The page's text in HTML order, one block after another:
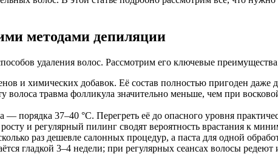
методами депиляции
удаления волос. Рассмотрим его ключевые
и химических добавок. Её состав полностью пригоден даже
волоса травма фолликула значительно меньше, чем при
— порядка 37–40 °C. Перегреть её до опасного уровня
и регулярный пилинг сводят вероятность врастания к
раз дешевле салонных процедур, а паста для одной
гладкой 3–4 недели; при регулярных сеансах волосы редеют